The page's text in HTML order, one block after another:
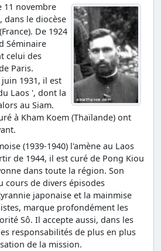
11 novembre
dans le diocèse
De 1924
Séminaire
celui des
Paris.
1931, il est
Laos ', dont la
au Siam.
à Kham Koem (Thaïlande) ont
(1939-1940) l'amène au Laos
de 1944, il est curé de Pong Kiou
dans toute la région. Son
cours de divers épisodes
japonaise et la mainmise
marque profondément les
Sô. Il accepte aussi, dans les
responsabilités de plus en plus
de la mission.